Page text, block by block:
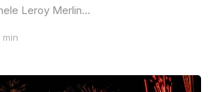
Leroy Merlin...
min